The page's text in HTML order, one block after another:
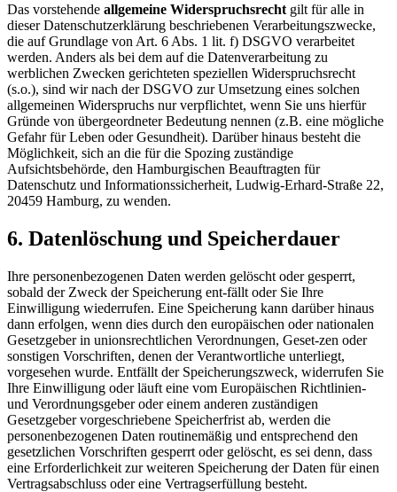
Das vorstehende allgemeine Widerspruchsrecht gilt für alle in
dieser Datenschutzerklärung beschriebenen Verarbeitungszwecke,
die auf Grundlage von Art. 6 Abs. 1 lit. f) DSGVO verarbeitet
werden. Anders als bei dem auf die Datenverarbeitung zu
werblichen Zwecken gerichteten speziellen Widerspruchsrecht
(s.o.), sind wir nach der DSGVO zur Umsetzung eines solchen
allgemeinen Widerspruchs nur verpflichtet, wenn Sie uns hierfür
Gründe von übergeordneter Bedeutung nennen (z.B. eine mögliche
Gefahr für Leben oder Gesundheit). Darüber hinaus besteht die
Möglichkeit, sich an die für die Spozing zuständige
Aufsichtsbehörde, den Hamburgischen Beauftragten für
Datenschutz und Informationssicherheit, Ludwig-Erhard-Straße 22,
20459 Hamburg, zu wenden.
6. Datenlöschung und Speicherdauer
Ihre personenbezogenen Daten werden gelöscht oder gesperrt,
sobald der Zweck der Speicherung ent-fällt oder Sie Ihre
Einwilligung wiederrufen. Eine Speicherung kann darüber hinaus
dann erfolgen, wenn dies durch den europäischen oder nationalen
Gesetzgeber in unionsrechtlichen Verordnungen, Geset-zen oder
sonstigen Vorschriften, denen der Verantwortliche unterliegt,
vorgesehen wurde. Entfällt der Speicherungszweck, widerrufen Sie
Ihre Einwilligung oder läuft eine vom Europäischen Richtlinien-
und Verordnungsgeber oder einem anderen zuständigen
Gesetzgeber vorgeschriebene Speicherfrist ab, werden die
personenbezogenen Daten routinemäßig und entsprechend den
gesetzlichen Vorschriften gesperrt oder gelöscht, es sei denn, dass
eine Erforderlichkeit zur weiteren Speicherung der Daten für einen
Vertragsabschluss oder eine Vertragserfüllung besteht.